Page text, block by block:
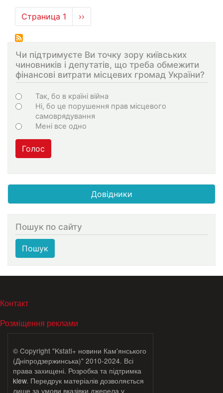
Нумерация
страниц
Страница 1
Следующая
страница
››
Чи підтримуєте Ви точку зору київських
чиновників і депутатів, що треба обмежити
фінансові витрати місцевих громад України?
Choices
Так, бо в країні війна
Ні, бо це порушення прав місцевого
самоврядування
Мені все одно
Голос
Довідники
Пошук по сайту
Пошук
МЕНЮ В ПОДВАЛЕ
Контакт
Розміщення реклами
© Copyright "Kstati+ новини Кам'янського
(Дніпродзержинська)" 2010-2024. Всі
права захищені. Розробка та підтримка
klew. Передрук матеріалів дозволяється
лише за умови вказівки джерела у